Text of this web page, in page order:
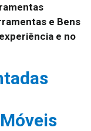
e Bens
e no